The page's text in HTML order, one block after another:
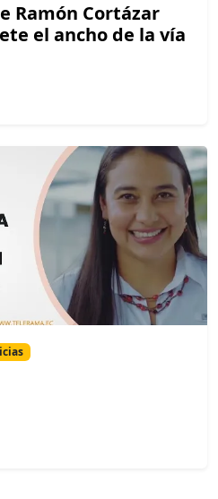
Ramón Cortázar
el ancho de la vía